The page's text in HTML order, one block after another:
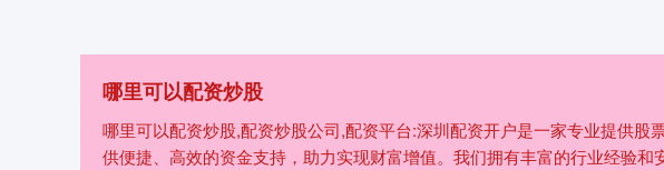
哪里可以配资炒股
哪里可以配资炒股,配资炒股公司,配资平台:深圳配资开户是一家专业提供股
供便捷、高效的资金支持，助力实现财富增值。我们拥有丰富的行业经验